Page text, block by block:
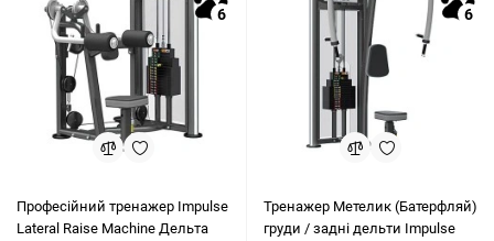
6
Професійний тренажер Impulse
Lateral Raise Machine Дельта
6
Тренажер Метелик (Батерфляй)
груди / задні дельти Impulse